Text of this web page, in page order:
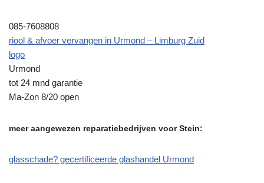
085-7608808
riool & afvoer vervangen in Urmond – Limburg Zuid
logo
Urmond
tot 24 mnd garantie
Ma-Zon 8/20 open
meer aangewezen reparatiebedrijven voor Stein:
glasschade? gecertificeerde glashandel Urmond